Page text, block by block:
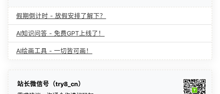
假期倒计时 - 放假安排了解下？
AI知识问答 - 免费GPT上线了！
AI绘画工具 - 一切皆可画！
站长微信号（try8_cn）